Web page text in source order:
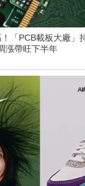
「PCB載板大廠
漲帶旺下半年